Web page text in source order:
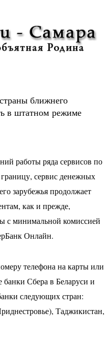
ближнего
в штатном режиме
работы ряда сервисов по
границу, сервис денежных
зарубежья продолжает
как и прежде,
с минимальной комиссией
Онлайн.
телефона на карты или
банки Сбера в Беларуси и
следующих стран:
Таджикистан,